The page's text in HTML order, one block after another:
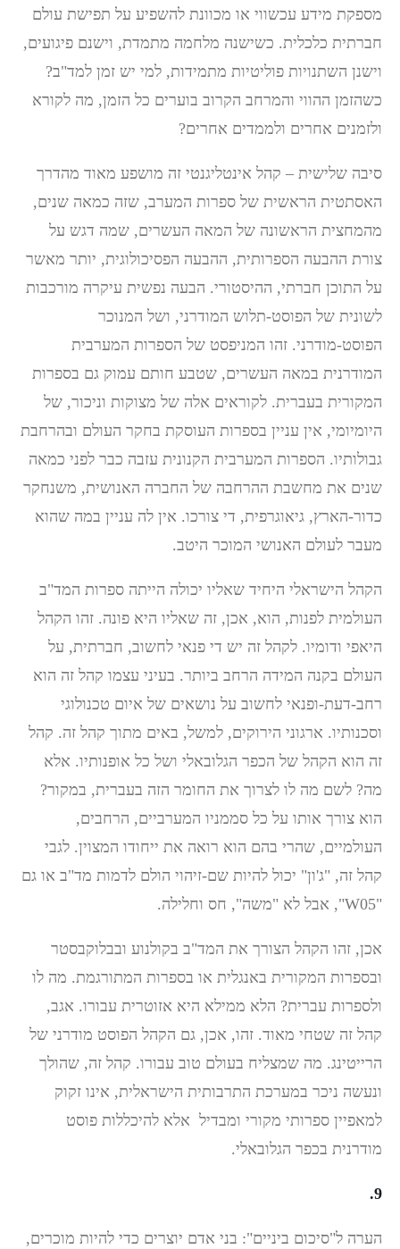
מספקת מידע עכשווי או מכוונת להשפיע על תפישת עולם
חברתית כלכלית. כשישנה מלחמה מתמדת, וישנם פיגועים,
וישנן השתנויות פוליטיות מתמידות, למי יש זמן למד"ב?
כשהזמן ההווי והמרחב הקרוב בוערים כל הזמן, מה לקורא
ולזמנים אחרים ולממדים אחרים?
סיבה שלישית – קהל אינטליגנטי זה מושפע מאוד מהדרך
האסתטית הראשית של ספרות המערב, שזה כמאה שנים,
מהמחצית הראשונה של המאה העשרים, שמה דגש על
צורת ההבעה הספרותית, ההבעה הפסיכולוגית, יותר מאשר
על התוכן חברתי, ההיסטורי. הבעה נפשית עיקרה מורכבות
לשונית של הפוסט-תלוש המודרני, ושל המנוכר
הפוסט-מודרני. זהו המניפסט של הספרות המערבית
המודרנית במאה העשרים, שטבע חותם עמוק גם בספרות
המקורית בעברית. לקוראים אלה של מצוקות וניכור, של
היומיומי, אין עניין בספרות העוסקת בחקר העולם ובהרחבת
גבולותיו. הספרות המערבית הקנונית עזבה כבר לפני כמאה
שנים את מחשבת ההרחבה של החברה האנושית, משנחקר
כדור-הארץ, גיאוגרפית, די צורכו. אין לה עניין במה שהוא
מעבר לעולם האנושי המוכר היטב.
הקהל הישראלי היחיד שאליו יכולה הייתה ספרות המד"ב
העולמית לפנות, הוא, אכן, זה שאליו היא פונה. זהו הקהל
היאפי ודומיו. לקהל זה יש די פנאי לחשוב, חברתית, על
העולם בקנה המידה הרחב ביותר. בעיני עצמו קהל זה הוא
רחב-דעת-ופנאי לחשוב על נושאים של איום טכנולוגי
וסכנותיו. ארגוני הירוקים, למשל, באים מתוך קהל זה. קהל
זה הוא הקהל של הכפר הגלובאלי ושל כל אופנותיו. אלא
מה? לשם מה לו לצרוך את החומר הזה בעברית, במקור?
הוא צורך אותו על כל סממניו המערביים, הרחבים,
העולמיים, שהרי בהם הוא רואה את ייחודו המצוין. לגבי
קהל זה, "ג'ון" יכול להיות שם-זיהוי הולם לדמות מד"ב או גם
"W05", אבל לא "משה", חס וחלילה.
אכן, זהו הקהל הצורך את המד"ב בקולנוע ובבלוקבסטר
ובספרות המקורית באנגלית או בספרות המתורגמת. מה לו
ולספרות עברית? הלא ממילא היא אזוטרית עבורו. אגב,
קהל זה שטחי מאוד. זהו, אכן, גם הקהל הפוסט מודרני של
הרייטינג. מה שמצליח בעולם טוב עבורו. קהל זה, שהולך
ונעשה ניכר במערכת התרבותית הישראלית, אינו זקוק
למאפיין ספרותי מקורי ומבדיל אלא להיכללות פוסט
מודרנית בכפר הגלובאלי.
9.
הערה ל"סיכום ביניים": בני אדם יוצרים כדי להיות מוכרים,